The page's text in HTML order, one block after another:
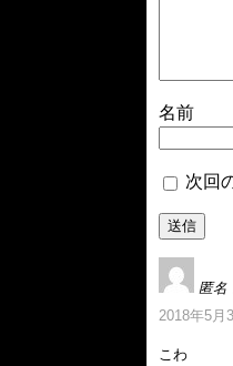
名前
次回
匿名
2018年5月
こわ